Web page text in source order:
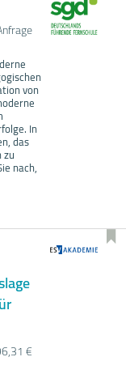
von
In
das
nach,
€